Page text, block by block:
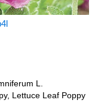
L.
Lettuce Leaf Poppy